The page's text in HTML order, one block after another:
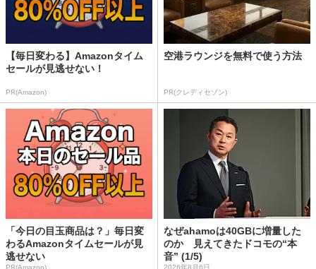
【毎日変わる】Amazonタイム
セールが見逃せない！
PR(Amazon)
空港ラウンジを無料で使う方法
PR(クレディセゾン)
「今日の目玉商品は？」毎日変
わるAmazonタイムセールが見
逃せない
PR(Amazon)
なぜahamoは40GBに増量した
のか 見えてきたドコモの“本
音” (1/5)
2026年8月6日